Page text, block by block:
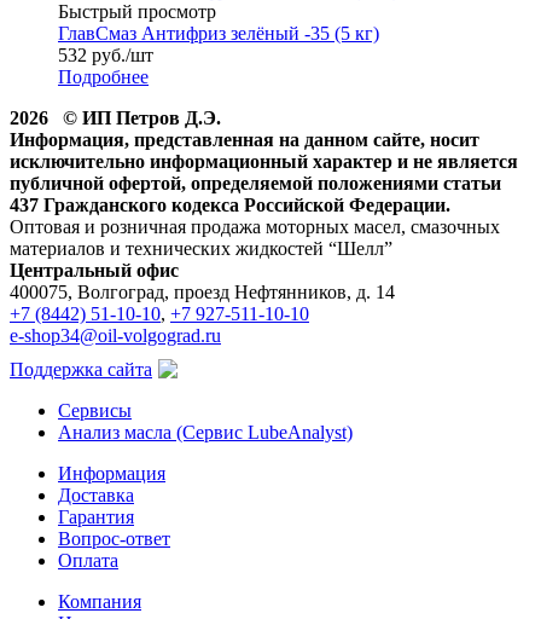
Быстрый просмотр
ГлавСмаз Антифриз зелёный -35 (5 кг)
532 руб./шт
Подробнее
2026 © ИП Петров Д.Э.
Информация, представленная на данном сайте, носит
исключительно информационный характер и не является
публичной офертой, определяемой положениями статьи
437 Гражданского кодекса Российской Федерации.
Оптовая и розничная продажа моторных масел, смазочных
материалов и технических жидкостей “Шелл”
Центральный офис
400075, Волгоград, проезд Нефтянников, д. 14
+7 (8442) 51-10-10, +7 927-511-10-10
e-shop34@oil-volgograd.ru
Поддержка сайта
Сервисы
Анализ масла (Сервис LubeAnalyst)
Информация
Доставка
Гарантия
Вопрос-ответ
Оплата
Компания